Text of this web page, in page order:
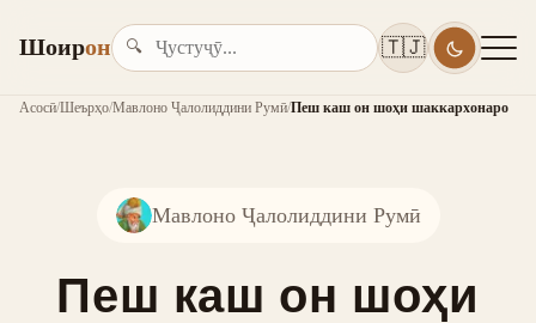
Шоирон 🔍 🇹🇯
Асосӣ/Шеърҳо/Мавлоно Ҷалолиддини Румӣ/Пеш каш он шоҳи шаккархонаро
Мавлоно Ҷалолиддини Румӣ
Пеш каш он шоҳи